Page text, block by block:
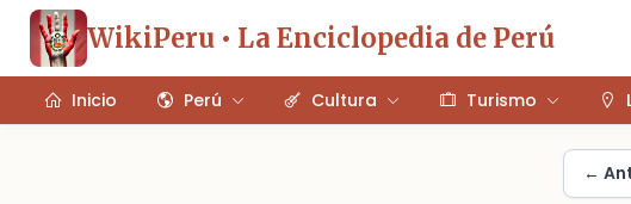
WikiPeru • La Enciclopedia de Perú
Inicio Perú Cultura Turismo
←